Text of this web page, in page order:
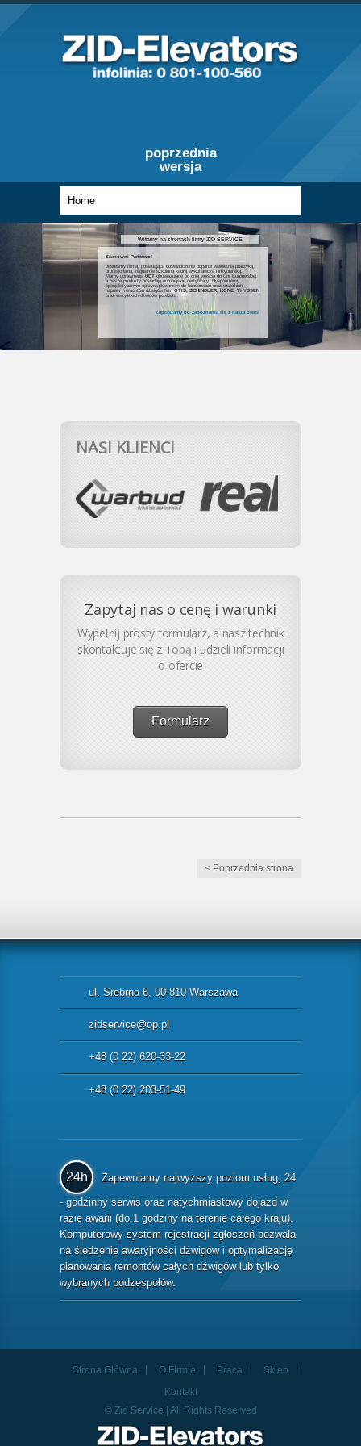
poprzednia
wersja
Witamy na stronach firmy ZID-SERVICE
Szanowni Państwo!
Jesteśmy firmą, posiadającą doświadczenie poparte wieloletnią praktyką,
profesjonalną, regularnie szkoloną kadrą wykonawczą i inżynierską.
Mamy uprawnieniaUDT obowiązujące od dnia wejścia do Unii Europejskiej,
a nasze produkty posiadają europejskie certyfikaty. Dysponujemy
specjalistycznym oprzyrządowaniem do konserwacji oraz wszelkich
napraw i remontów dźwigów firmOTIS, SCHINDLER, KONE, THYSSEN
oraz wszystkich dźwigów polskich.
Zapraszamy od zapoznania się z nasza ofertą
NASI KLIENCI
Zapytaj nas o cenę i warunki
Wypełnij prosty formularz, a nasz technik
skontaktuje się z Tobą i udzieli informacji
o ofercie
Formularz
< Poprzednia strona
ul. Srebrna 6, 00-810 Warszawa
zidservice@op.pl
+48 (0 22) 620-33-22
+48 (0 22) 203-51-49
24h
Zapewniamy najwyższy poziom usług, 24
- godzinny serwis oraz natychmiastowy dojazd w
razie awarii (do 1 godziny na terenie całego kraju).
Komputerowy system rejestracji zgłoszeń pozwala
na śledzenie awaryjności dźwigów i optymalizację
planowania remontów całych dźwigów lub tylko
wybranych podzespołów.
Strona Główna O Firmie Praca
Sklep
Kontakt
© Zid Service | All Rights Reserved